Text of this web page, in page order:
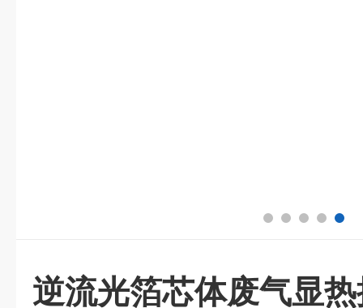
逆流光箔芯体废气显